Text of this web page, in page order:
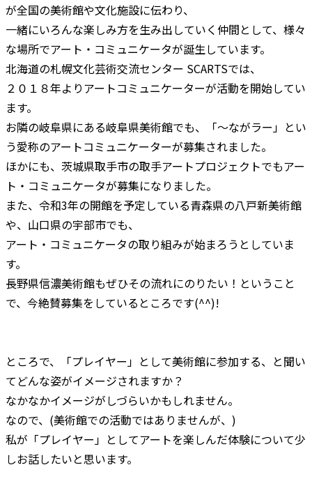
が全国の美術館や文化施設に伝わり、
一緒にいろんな楽しみ方を生み出していく仲間として、様々
な場所でアート・コミュニケータが誕生しています。
北海道の札幌文化芸術交流センター SCARTSでは、
２０１８年よりアートコミュニケーターが活動を開始してい
ます。
お隣の岐阜県にある岐阜県美術館でも、「～ながラー」とい
う愛称のアートコミュニケーターが募集されました。
ほかにも、茨城県取手市の取手アートプロジェクトでもアー
ト・コミュニケータが募集になりました。
また、令和3年の開館を予定している青森県の八戸新美術館
や、山口県の宇部市でも、
アート・コミュニケータの取り組みが始まろうとしていま
す。
長野県信濃美術館もぜひその流れにのりたい！ということ
で、今絶賛募集をしているところです(^^)!
ところで、「プレイヤー」として美術館に参加する、と聞い
てどんな姿がイメージされますか？
なかなかイメージがしづらいかもしれません。
なので、(美術館での活動ではありませんが、)
私が「プレイヤー」としてアートを楽しんだ体験について少
しお話したいと思います。